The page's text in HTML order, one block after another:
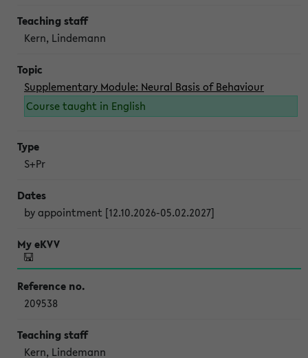
Kern, Lindemann
Supplementary Module: Neural Basis of Behaviour
Course taught in English
S+Pr
by appointment [12.10.2026-05.02.2027]
209538
Kern, Lindemann